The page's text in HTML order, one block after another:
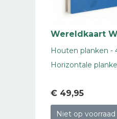
Wereldkaart
Houten planken -
Horizontale
€ 49,95
Niet op voorraad